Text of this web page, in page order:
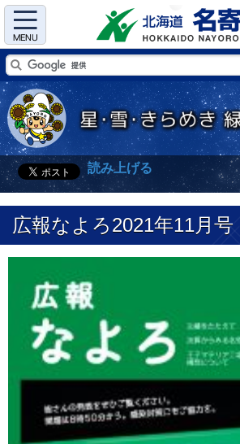
Menu
読み上げる
広報なよろ2021年11月号